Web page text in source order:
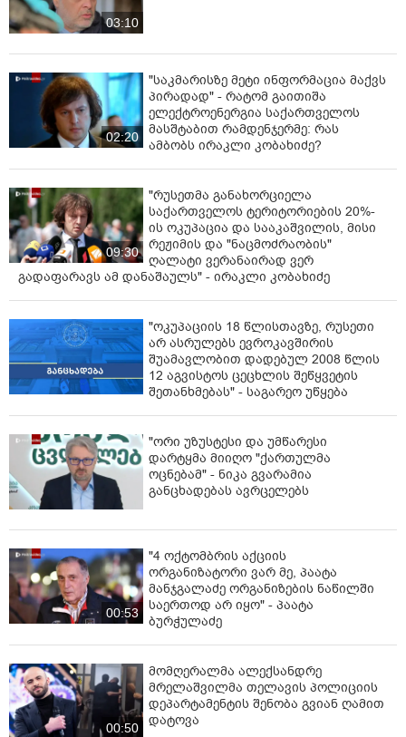
03:10
02:20
"საკმარისზე მეტი ინფორმაცია მაქვს
პირადად" - რატომ გაითიშა
ელექტროენერგია საქართველოს
მასშტაბით რამდენჯერმე: რას
ამბობს ირაკლი კობახიძე?
09:30
"რუსეთმა განახორციელა
საქართველოს ტერიტორიების 20%-
ის ოკუპაცია და სააკაშვილის, მისი
რეჟიმის და "ნაცმოძრაობის"
ღალატი ვერანაირად ვერ
გადაფარავს ამ დანაშაულს" - ირაკლი კობახიძე
"ოკუპაციის 18 წლისთავზე, რუსეთი
არ ასრულებს ევროკავშირის
შუამავლობით დადებულ 2008 წლის
12 აგვისტოს ცეცხლის შეწყვეტის
შეთანხმებას" - საგარეო უწყება
"ორი უზუსტესი და უმწარესი
დარტყმა მიიღო "ქართულმა
ოცნებამ" - ნიკა გვარამია
განცხადებას ავრცელებს
00:53
"4 ოქტომბრის აქციის
ორგანიზატორი ვარ მე, პაატა
მანჯგალაძე ორგანიზების ნაწილში
საერთოდ არ იყო" - პაატა
ბურჭულაძე
00:50
მომღერალმა ალექსანდრე
მრელაშვილმა თელავის პოლიციის
დეპარტამენტის შენობა გვიან ღამით
დატოვა